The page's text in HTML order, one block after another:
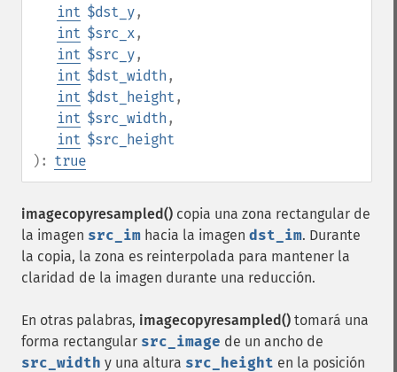
int $dst_y,
int $src_x,
int $src_y,
int $dst_width ,
int $dst_height ,
int $src_width ,
int $src_height
): true
imagecopyresampled() copia una zona rectangular de
la imagen src_im hacia la imagen dst_im. Durante
la copia, la zona es reinterpolada para mantener la
claridad de la imagen durante una reducción.
En otras palabras, imagecopyresampled() tomará una
forma rectangular src_image de un ancho de
src_width y una altura src_height en la posición